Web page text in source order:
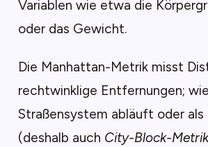
Variablen wie etwa die
oder das Gewicht.
Die Manhattan-Metrik misst
rechtwinklige Entfernungen;
Straßensystem abläuft oder als
(deshalb auch City-Block-Metrik